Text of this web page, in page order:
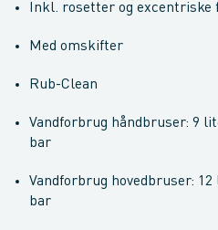
Inkl. rosetter og
Med omskifter
Rub-Clean
Vandforbrug håndbruser: 9
bar
Vandforbrug hovedbruser:
bar